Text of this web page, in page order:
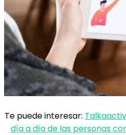
Te puede interesar:
día a día de las personas